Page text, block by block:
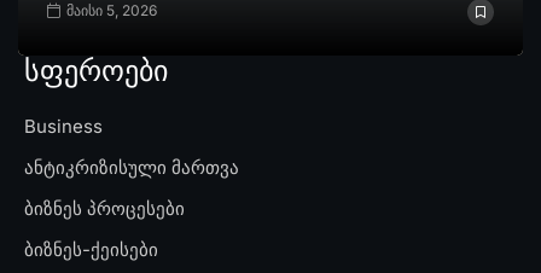
მაისი 5, 2026
სფეროები
Business
ანტიკრიზისული მართვა
ბიზნეს პროცესები
ბიზნეს-ქეისები